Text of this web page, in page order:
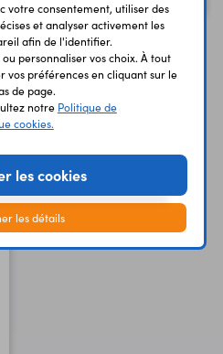
consulté
votre consentement, utiliser des
et analyser activement les
afin de l'identifier.
personnaliser vos choix. À tout
vos préférences en cliquant sur le
de page.
notre Politique de
cookies.
les cookies
les détails